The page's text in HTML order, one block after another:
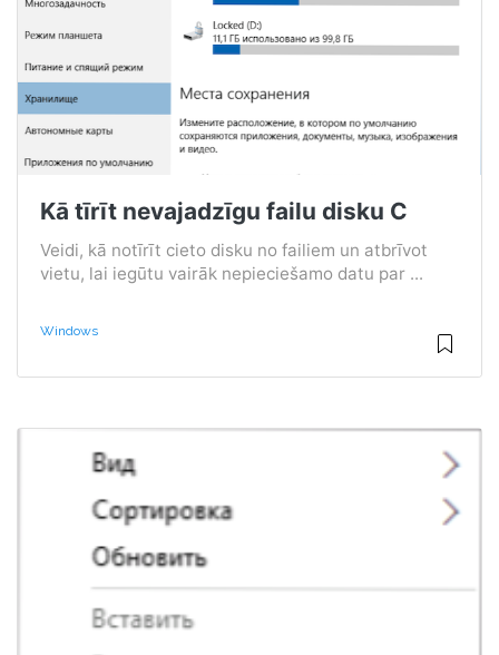
Kā tīrīt nevajadzīgu failu disku C
Veidi, kā notīrīt cieto disku no failiem un atbrīvot
vietu, lai iegūtu vairāk nepieciešamo datu par ...
Windows